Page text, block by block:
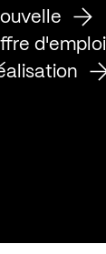
d'emploi
Kollectif
Kollectif